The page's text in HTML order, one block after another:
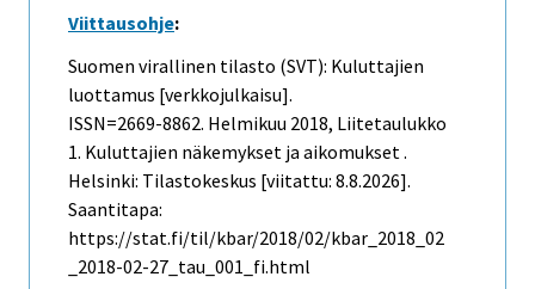
Viittausohje:
Suomen virallinen tilasto (SVT): Kuluttajien
luottamus [verkkojulkaisu].
ISSN=2669-8862. Helmikuu 2018, Liitetaulukko
1. Kuluttajien näkemykset ja aikomukset .
Helsinki: Tilastokeskus [viitattu: 8.8.2026].
Saantitapa:
https://stat.fi/til/kbar/2018/02/kbar_2018_02
_2018-02-27_tau_001_fi.html